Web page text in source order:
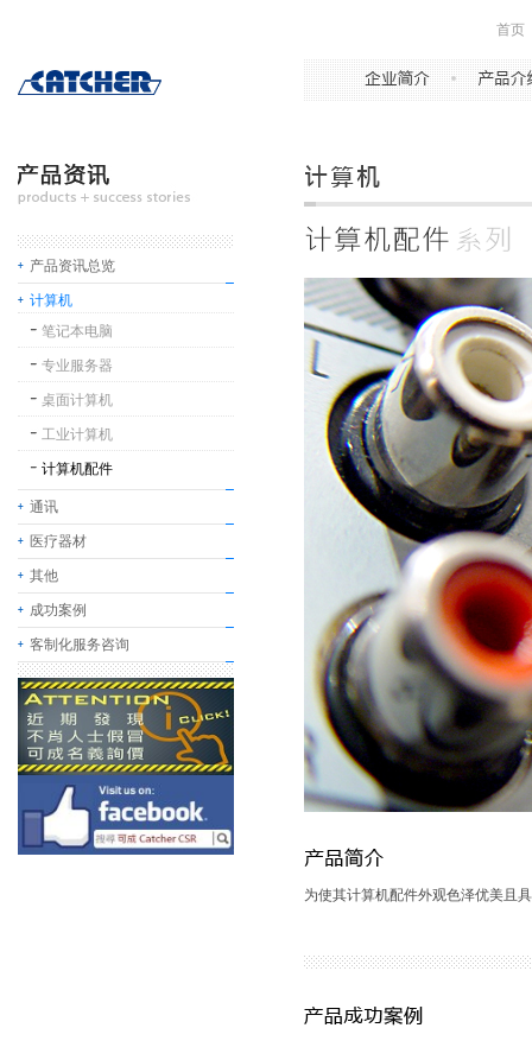
产品资讯总览
计算机
笔记本电脑
专业服务器
桌面计算机
工业计算机
计算机配件
通讯
医疗器材
其他
成功案例
客制化服务咨询
为使其计算机配件外观色泽优美且
首页